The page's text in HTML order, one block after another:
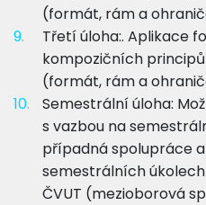
(formát, rám a
9.
Třetí úloha:. Aplikace
kompozičních
(formát, rám a
10.
Semestrální úloha:
s vazbou na
případná spolupráce
semestrálních
ČVUT (mezioborová